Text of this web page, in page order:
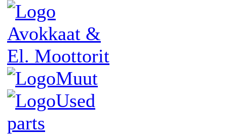
Avokkaat &
El. Moottorit
Muut
Used
parts